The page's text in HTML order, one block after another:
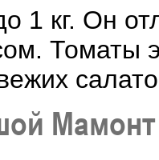
1 кг. Он
Томаты
Мамонт